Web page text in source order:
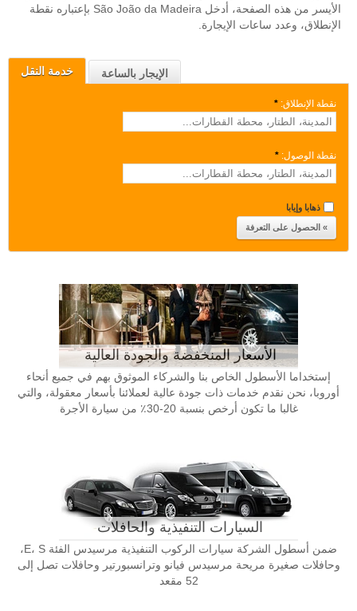
خدمة النقل الإيجار بالساعة
نقطة الإنطلاق: *
نقطة الوصول: *
ذهابا وإيابا
الأسعار المنخفضة والجودة العالية
إستخداما الأسطول الخاص بنا والشركاء الموثوق بهم في جميع أنحاء
أوروبا، نحن نقدم خدمات ذات جودة عالية لعملائنا بأسعار معقولة، والتي
غالبا ما تكون أرخص بنسبة 20-30٪ من سيارة الأجرة
السيارات التنفيذية والحافلات
ضمن أسطول الشركة سيارات الركوب التنفيذية مرسيدس الفئة E، S،
وحافلات صغيرة مريحة مرسيدس فيانو وترانسبورتير وحافلات تصل إلى
52 مقعد
الأيسر من هذه الصفحة، أدخل São João da Madeira بإعتباره نقطة
الإنطلاق، وعدد ساعات الإيجارة.